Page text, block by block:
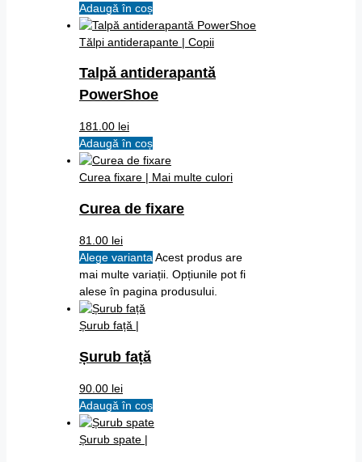
Adaugă în coș
Tălpi antiderapante | Copii
Talpă antiderapantă
PowerShoe
181.00 lei
Adaugă în coș
Curea fixare | Mai multe culori
Curea de fixare
81.00 lei
Alege variantaAcest produs are
mai multe variații. Opțiunile pot fi
alese în pagina produsului.
Șurub față |
Șurub față
90.00 lei
Adaugă în coș
Șurub spate |